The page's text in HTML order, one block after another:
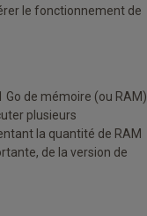
le fonctionnement de
Go de mémoire (ou RAM)
plusieurs
la quantité de RAM
de la version de